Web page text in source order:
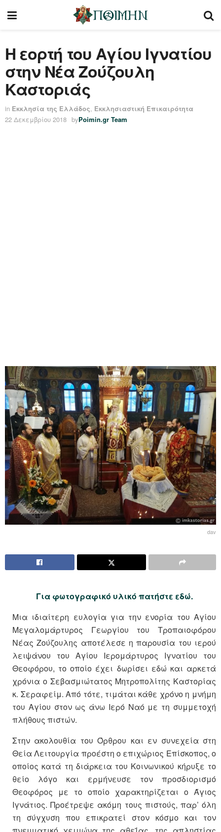
Η εορτή του Αγίου Ιγνατίου
στην Νέα Ζούζουλη
Καστοριάς
in Εκκλησία της Ελλάδος, Εκκλησιαστική Επικαιρότητα
22 Δεκεμβρίου 2018 byPoimin.gr Team
dav
Για φωτογραφικό υλικό πατήστε εδώ.
Μια ιδιαίτερη ευλογία για την ενορία του Αγίου
Μεγαλομάρτυρος Γεωργίου του Τροπαιοφόρου
Νέας Ζούζουλης αποτέλεσε η παρουσία του ιερού
λειψάνου του Αγίου Ιερομάρτυρος Ιγνατίου του
Θεοφόρου, το οποίο έχει δωρίσει εδώ και αρκετά
χρόνια ο Σεβασμιώτατος Μητροπολίτης Καστορίας
κ. Σεραφείμ. Από τότε, τιμάται κάθε χρόνο η μνήμη
του Αγίου στον ως άνω Ιερό Ναό με τη συμμετοχή
πλήθους πιστών.
Στην ακολουθία του Όρθρου και εν συνεχεία στη
Θεία Λειτουργία προέστη ο επιχώριος Επίσκοπος, ο
οποίος κατά τη διάρκεια του Κοινωνικού κήρυξε το
θείο λόγο και ερμήνευσε τον προσδιορισμό
Θεοφόρος με το οποίο χαρακτηρίζεται ο Άγιος
Ιγνάτιος. Προέτρεψε ακόμη τους πιστούς, παρ’ όλη
τη σύγχυση που επικρατεί στον κόσμο και τον